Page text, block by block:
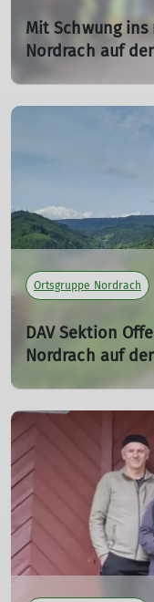
Mit Schwung ins
Nordrach auf
Ortsgruppe Nordrach
DAV Sektion
Nordrach auf
06.05.2023